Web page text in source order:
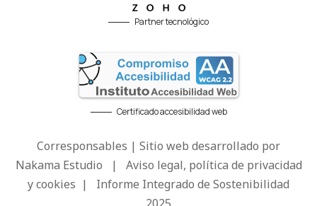
Partner tecnológico
Certificado accesibilidad web
Corresponsables | Sitio web desarrollado por
Nakama Estudio | Aviso legal, política de privacidad
y cookies | Informe Integrado de Sostenibilidad